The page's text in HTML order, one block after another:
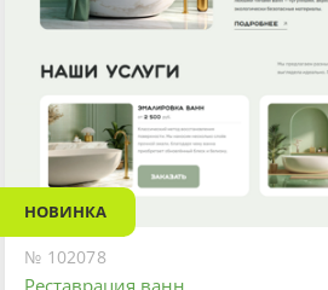
НОВИНКА
№ 102078
Реставрация ванн